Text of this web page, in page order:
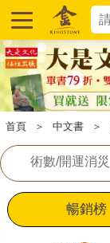
首頁 ＞ 中文書 ＞
術數/開運消災
暢銷榜